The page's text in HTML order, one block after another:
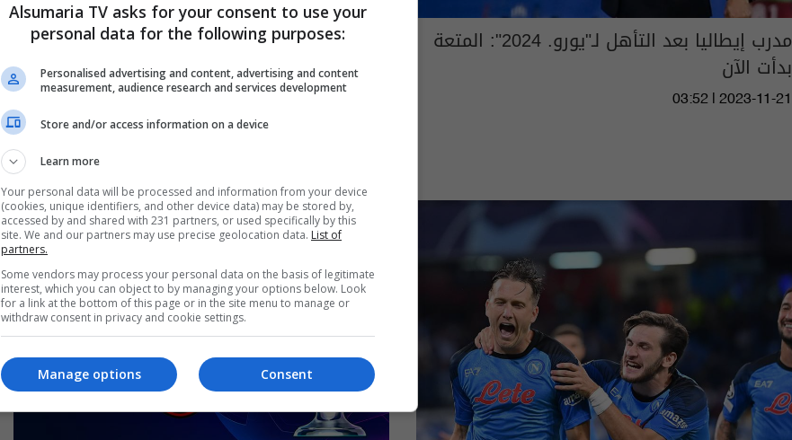
مدرب إيطاليا بعد التأهل لـ"يورو. 2024": المتعة
بدأت الآن
03:52 | 2023-11-21
رسميا.. الاتحاد الإيطالي يكشف عن المدير الفني
الجديد للمنتخب
Alsumaria TV asks for your consent to use your
personal data for the following purposes:
Personalised advertising and content, advertising and content
measurement, audience research and services development
Store and/or access information on a device
Learn more
Your personal data will be processed and information from your device
(cookies, unique identifiers, and other device data) may be stored by,
accessed by and shared with 231 partners, or used specifically by this
site. We and our partners may use precise geolocation data. List of
partners.
Some vendors may process your personal data on the basis of legitimate
interest, which you can object to by managing your options below. Look
for a link at the bottom of this page or in the site menu to manage or
withdraw consent in privacy and cookie settings.
Consent
Manage options